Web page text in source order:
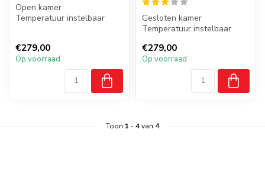
Open kamer
Temperatuur instelbaar
€279,00
Op voorraad
Gesloten kamer
Temperatuur instelbaar
230V plug
€279,00
Op voorraad
Toon 1 -4van 4